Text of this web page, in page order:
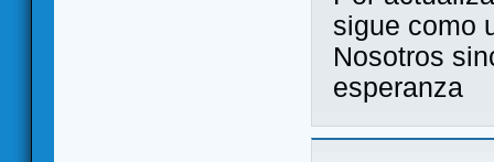
sigue como
Nosotros
esperanza